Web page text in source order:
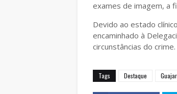
exames de imagem, a
Devido ao estado
encaminhado à
circunstâncias do crime.
Tags Destaque